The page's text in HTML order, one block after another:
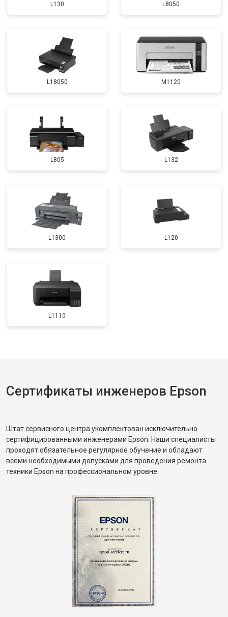
L130 L8050
L18050 M1120
L805 L132
L1300 L120
L1110
Сертификаты инженеров Epson
Штат сервисного центра укомплектован исключительно
сертифицированными инженерами Epson. Наши специалисты
проходят обязательное регулярное обучение и обладают
всеми необходимыми допусками для проведения ремонта
техники Epson на профессиональном уровне.